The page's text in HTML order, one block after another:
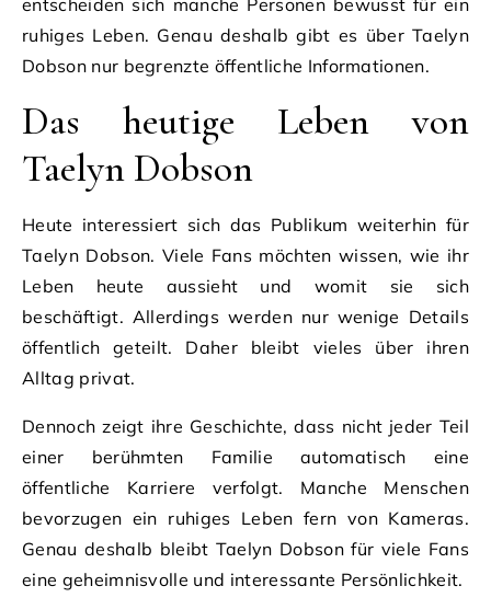
ruhiges Leben. Genau deshalb gibt es über Taelyn
Dobson nur begrenzte öffentliche Informationen.
Das heutige Leben von
Taelyn Dobson
Heute interessiert sich das Publikum weiterhin für
Taelyn Dobson. Viele Fans möchten wissen, wie ihr
Leben heute aussieht und womit sie sich
beschäftigt. Allerdings werden nur wenige Details
öffentlich geteilt. Daher bleibt vieles über ihren
Alltag privat.
Dennoch zeigt ihre Geschichte, dass nicht jeder Teil
einer berühmten Familie automatisch eine
öffentliche Karriere verfolgt. Manche Menschen
bevorzugen ein ruhiges Leben fern von Kameras.
Genau deshalb bleibt Taelyn Dobson für viele Fans
eine geheimnisvolle und interessante Persönlichkeit.